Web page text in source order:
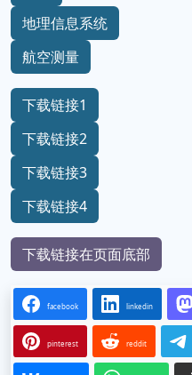
地理信息系统
航空测量
下载链接1
下载链接2
下载链接3
下载链接4
下载链接在页面底部
facebook linkedin
pinterest reddit